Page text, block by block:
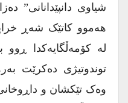
شیاوی دانپێدانانی”
هەموو کاتێک شەڕ
لە کۆمەڵگایەکدا ڕوو
توندوتیژی دەکرێت
وەک تێکشان و